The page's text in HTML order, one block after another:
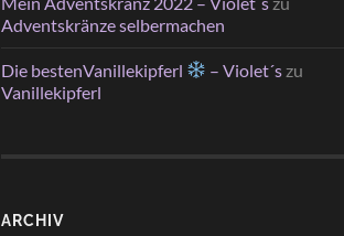
Adventskränze selbermachen
Die bestenVanillekipferl – Violet´s zu
Vanillekipferl
ARCHIV